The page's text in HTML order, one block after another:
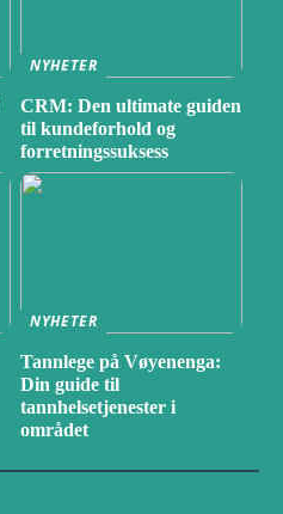
NYHETER
CRM: Den ultimate guiden
til kundeforhold og
forretningssuksess
NYHETER
Tannlege på Vøyenenga:
Din guide til
tannhelsetjenester i
området